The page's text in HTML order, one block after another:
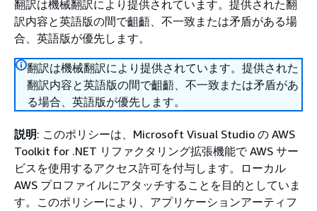
翻訳は機械翻訳により提供されています。提供された翻
訳内容と英語版の間で齟齬、不一致または矛盾がある場
合、英語版が優先します。
翻訳は機械翻訳により提供されています。提供された
翻訳内容と英語版の間で齟齬、不一致または矛盾があ
る場合、英語版が優先します。
説明: このポリシーは、Microsoft Visual Studio の AWS
Toolkit for .NET リファクタリング拡張機能で AWS サー
ビスを使用するアクセス許可を付与します。ローカル
AWS プロファイルにアタッチすることを目的としていま
す。このポリシーにより、アプリケーションアーティフ